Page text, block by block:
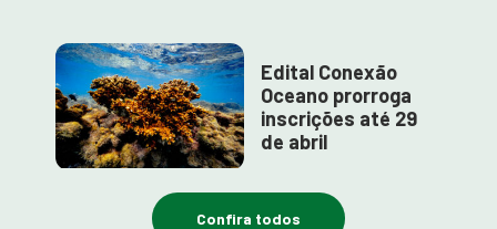
Edital Conexão
Oceano prorroga
inscrições até 29
de abril
Confira todos